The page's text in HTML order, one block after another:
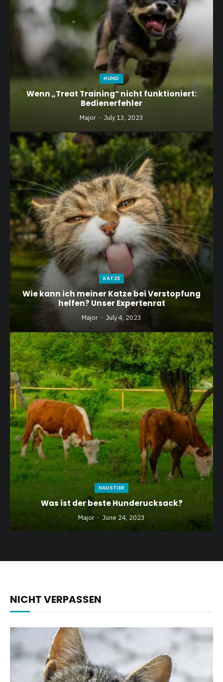
HUND
Wenn „Treat Training“ nicht funktioniert:
Bedienerfehler
Major July 13, 2023
KATZE
Wie kann ich meiner Katze bei Verstopfung
helfen? Unser Expertenrat
Major July 4, 2023
HAUSTIER
Was ist der beste Hunderucksack?
Major June 24, 2023
NICHT VERPASSEN